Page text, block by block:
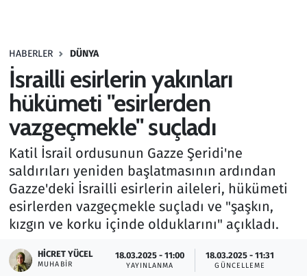
HABERLER DÜNYA
İsrailli esirlerin yakınları
hükümeti "esirlerden
vazgeçmekle" suçladı
Katil İsrail ordusunun Gazze Şeridi'ne
saldırıları yeniden başlatmasının ardından
Gazze'deki İsrailli esirlerin aileleri, hükümeti
esirlerden vazgeçmekle suçladı ve "şaşkın,
kızgın ve korku içinde olduklarını" açıkladı.
HICRET YÜCEL
MUHABIR
18.03.2025 - 11:00
YAYINLANMA
18.03.2025 - 11:31
GÜNCELLEME
Haber
Kültür Sanat
Kurumsal Haberler
Lezzet Durağı
Memur ve Kamu
Otomobil
Oyun